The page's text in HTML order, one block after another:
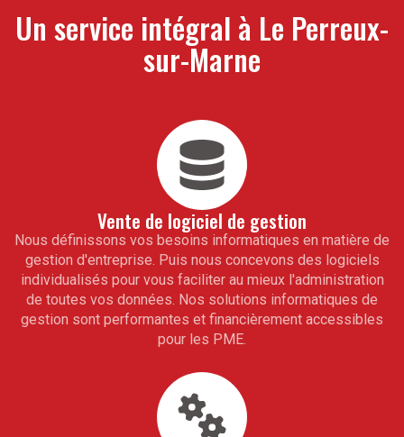
Un service intégral à Le Perreux-
sur-Marne
Vente de logiciel de gestion
Nous définissons vos besoins informatiques en matière de
gestion d'entreprise. Puis nous concevons des logiciels
individualisés pour vous faciliter au mieux l'administration
de toutes vos données. Nos solutions informatiques de
gestion sont performantes et financièrement accessibles
pour les PME.